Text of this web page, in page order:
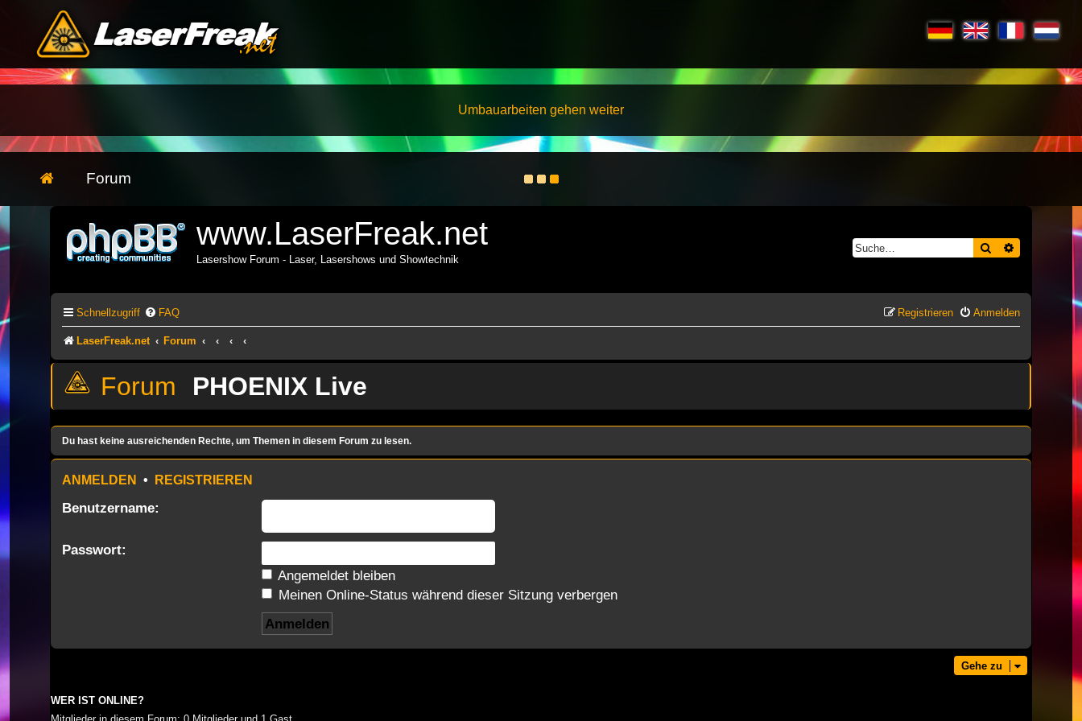
Umbauarbeiten gehen weiter
Forum
www.LaserFreak.net
Lasershow Forum - Laser, Lasershows und Showtechnik
Suche
Schnellzugriff FAQ Anmelden
Registrieren
LaserFreak.net Forum
PHOENIX Live
Du hast keine ausreichenden Rechte, um Themen in diesem Forum zu lesen.
ANMELDEN • REGISTRIEREN
Benutzername:
Passwort:
Angemeldet bleiben
Meinen Online-Status während dieser Sitzung verbergen
Gehe zu
WER IST ONLINE?